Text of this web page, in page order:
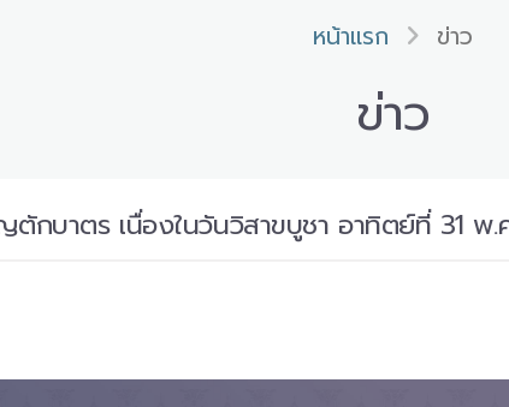
หน้าแรก ข่าว
ข่าว
ตักบาตร เนื่องในวันวิสาขบูชา อาทิตย์ที่ 31